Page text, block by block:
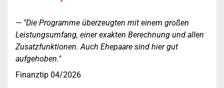
"Die Programme überzeugten mit einem großen
Leistungsumfang, einer exakten Berechnung und allen
Zusatzfunktionen. Auch Ehepaare sind hier gut
aufgehoben."
Finanztip 04/2026